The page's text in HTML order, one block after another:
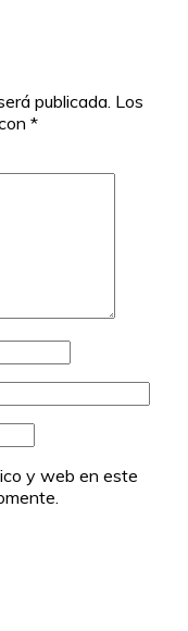
publicada. Los
*
y web en este